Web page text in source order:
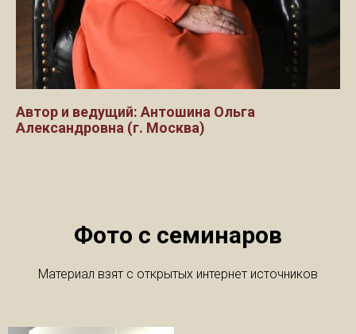
Автор и ведущий: Антошина Ольга
Александровна (г. Москва)
Фото с семинаров
Материал взят с открытых интернет источников